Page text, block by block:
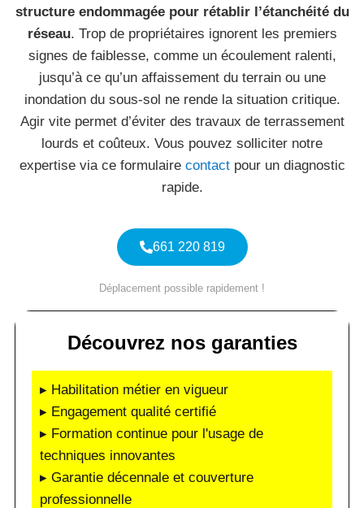
structure endommagée pour rétablir l’étanchéité du
réseau. Trop de propriétaires ignorent les premiers
signes de faiblesse, comme un écoulement ralenti,
jusqu’à ce qu’un affaissement du terrain ou une
inondation du sous-sol ne rende la situation critique.
Agir vite permet d’éviter des travaux de terrassement
lourds et coûteux. Vous pouvez solliciter notre
expertise via ce formulaire contactpour un diagnostic
rapide.
661 220 819
Déplacement possible rapidement !
Découvrez nos garanties
▸ Habilitation métier en vigueur
▸ Engagement qualité certifié
▸ Formation continue pour l'usage de
techniques innovantes
▸ Garantie décennale et couverture
professionnelle